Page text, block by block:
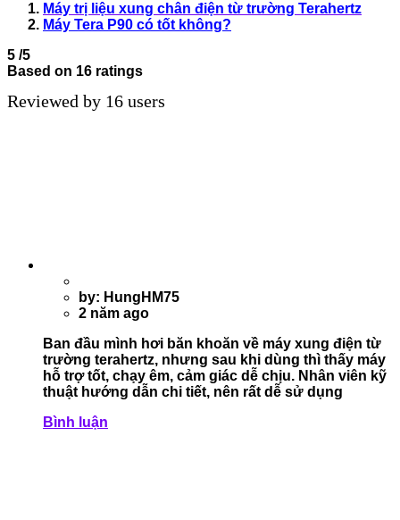
Máy trị liệu xung chân điện từ trường Terahertz
Máy Tera P90 có tốt không?
5 /5
Based on 16 ratings
Reviewed by 16 users
by: HungHM75
2 năm ago
Ban đầu mình hơi băn khoăn về máy xung điện từ
trường terahertz, nhưng sau khi dùng thì thấy máy
hỗ trợ tốt, chạy êm, cảm giác dễ chịu. Nhân viên kỹ
thuật hướng dẫn chi tiết, nên rất dễ sử dụng
Bình luận